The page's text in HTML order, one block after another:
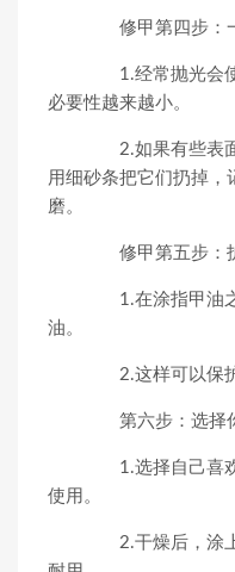
修甲第四步：
1.经常抛光会使
必要性越来越小。
2.如果有些表面
用细砂条把它们扔掉，
磨。
修甲第五步：
1.在涂指甲油之
油。
2.这样可以保护
第六步：选择
1.选择自己喜欢
使用。
2.干燥后，涂上